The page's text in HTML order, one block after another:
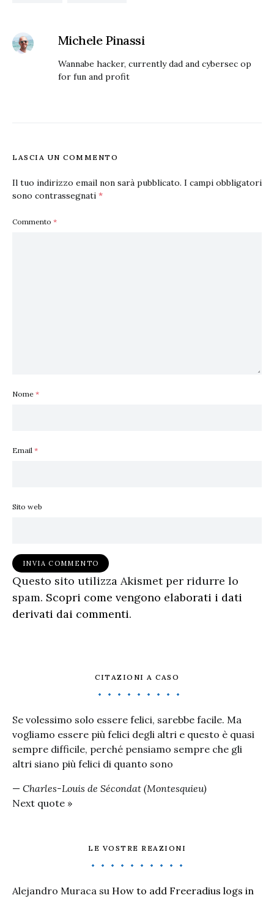
Michele Pinassi
Wannabe hacker, currently dad and cybersec op
for fun and profit
LASCIA UN COMMENTO
Il tuo indirizzo email non sarà pubblicato. I campi obbligatori
sono contrassegnati *
Commento *
Nome *
Email *
Sito web
Questo sito utilizza Akismet per ridurre lo
spam. Scopri come vengono elaborati i dati
derivati dai commenti.
CITAZIONI A CASO
Se volessimo solo essere felici, sarebbe facile. Ma
vogliamo essere più felici degli altri e questo è quasi
sempre difficile, perché pensiamo sempre che gli
altri siano più felici di quanto sono
— Charles-Louis de Sécondat (Montesquieu)
Next quote »
LE VOSTRE REAZIONI
Alejandro Muraca su How to add Freeradius logs in